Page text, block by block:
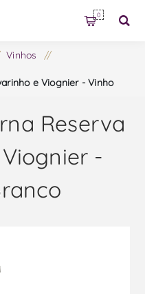
0
Vinhos /
e Viognier - Vinho
Reserva
-